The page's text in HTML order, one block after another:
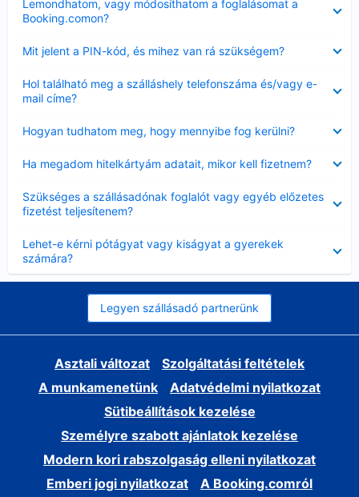
Lemondhatom, vagy módosíthatom a foglalásomat a
Booking.comon?
Mit jelent a PIN-kód, és mihez van rá szükségem?
Hol található meg a szálláshely telefonszáma és/vagy e-
mail címe?
Hogyan tudhatom meg, hogy mennyibe fog kerülni?
Ha megadom hitelkártyám adatait, mikor kell fizetnem?
Szükséges a szállásadónak foglalót vagy egyéb előzetes
fizetést teljesítenem?
Lehet-e kérni pótágyat vagy kiságyat a gyerekek
számára?
Legyen szállásadó partnerünk
Asztali változat
Szolgáltatási feltételek
A munkamenetünk
Adatvédelmi nyilatkozat
Sütibeállítások kezelése
Személyre szabott ajánlatok kezelése
Modern kori rabszolgaság elleni nyilatkozat
Emberi jogi nyilatkozat
A Booking.comról